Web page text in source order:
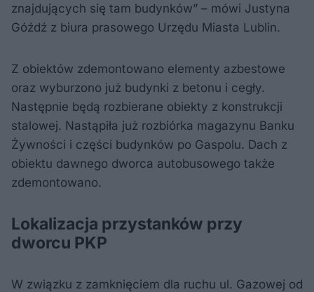
znajdujących się tam budynków” – mówi Justyna
Góźdź z biura prasowego Urzędu Miasta Lublin.
Z obiektów zdemontowano elementy azbestowe
oraz wyburzono już budynki z betonu i cegły.
Następnie będą rozbierane obiekty z konstrukcji
stalowej. Nastąpiła już rozbiórka magazynu Banku
Żywności i części budynków po Gaspolu. Dach z
obiektu dawnego dworca autobusowego także
zdemontowano.
Lokalizacja przystanków przy
dworcu PKP
W związku z zamknięciem dla ruchu ul. Gazowej od